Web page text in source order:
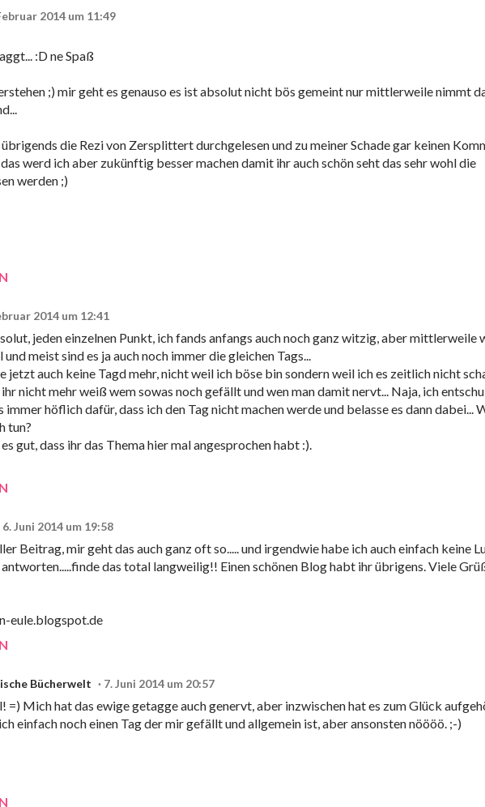
2014 um 11:49
:D ne Spaß
;) mir geht es genauso es ist absolut nicht bös gemeint nur mittlerweile nimmt
die Rezi von Zersplittert durchgelesen und zu meiner Schade gar keinen
werd ich aber zukünftig besser machen damit ihr auch schön seht das sehr wohl die
werden ;)
2014 um 12:41
jeden einzelnen Punkt, ich fands anfangs auch noch ganz witzig, aber mittlerweile
meist sind es ja auch noch immer die gleichen Tags...
jetzt auch keine Tagd mehr, nicht weil ich böse bin sondern weil ich es zeitlich nicht
nicht mehr weiß wem sowas noch gefällt und wen man damit nervt... Naja, ich
immer höflich dafür, dass ich den Tag nicht machen werde und belasse es dann dabei...
tun?
gut, dass ihr das Thema hier mal angesprochen habt :).
6. Juni 2014 um 19:58
Beitrag, mir geht das auch ganz oft so..... und irgendwie habe ich auch einfach keine
antworten.....finde das total langweilig!! Einen schönen Blog habt ihr übrigens. Viele
eule.blogspot.de
Bücherwelt 7. Juni 2014 um 20:57
=) Mich hat das ewige getagge auch genervt, aber inzwischen hat es zum Glück
einfach noch einen Tag der mir gefällt und allgemein ist, aber ansonsten nöööö. ;-)